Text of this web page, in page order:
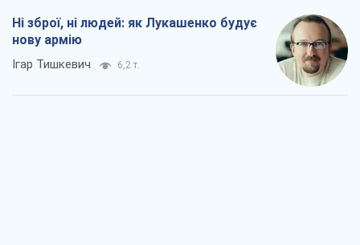
Ні зброї, ні людей: як Лукашенко будує
нову армію
Ігар Тишкевич 6,2 т.